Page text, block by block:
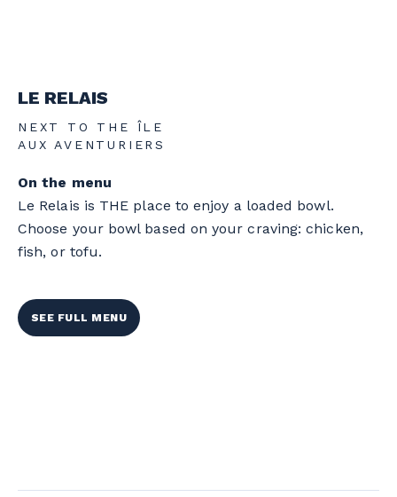
LE RELAIS
NEXT TO THE ÎLE
AUX AVENTURIERS
On the menu
Le Relais is THE place to enjoy a loaded bowl.
Choose your bowl based on your craving: chicken,
fish, or tofu.
SEE FULL MENU